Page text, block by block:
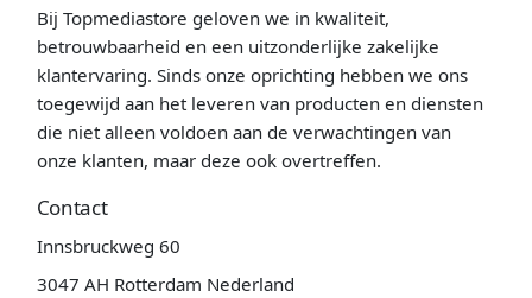
Bij Topmediastore geloven we in kwaliteit,
betrouwbaarheid en een uitzonderlijke zakelijke
klantervaring. Sinds onze oprichting hebben we ons
toegewijd aan het leveren van producten en diensten
die niet alleen voldoen aan de verwachtingen van
onze klanten, maar deze ook overtreffen.
Contact
Innsbruckweg 60
3047 AH Rotterdam Nederland